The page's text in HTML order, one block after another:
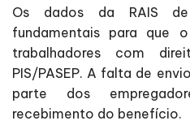
Os dados da RAIS
fundamentais para que
trabalhadores com
PIS/PASEP. A falta de
parte dos
recebimento do benefício.